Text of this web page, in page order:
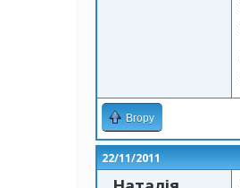
Вгору
22/11/2011